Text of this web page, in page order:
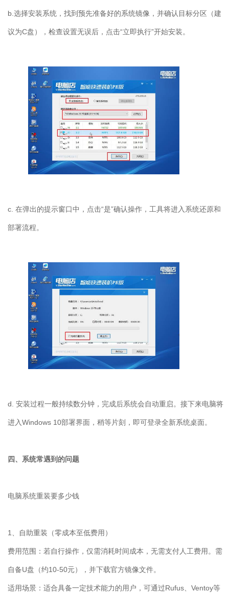
b.选择安装系统，找到预先准备好的系统镜像，并确认目标分区（建
议为C盘），检查设置无误后，点击“立即执行”开始安装。
c. 在弹出的提示窗口中，点击“是”确认操作，工具将进入系统还原和
部署流程。
d. 安装过程一般持续数分钟，完成后系统会自动重启。接下来电脑将
进入Windows 10部署界面，稍等片刻，即可登录全新系统桌面。
四、系统常遇到的问题
电脑系统重装要多少钱
1、自助重装（零成本至低费用）
费用范围：若自行操作，仅需消耗时间成本，无需支付人工费用。需
自备U盘（约10-50元），并下载官方镜像文件。
适用场景：适合具备一定技术能力的用户，可通过Rufus、 Ventoy等